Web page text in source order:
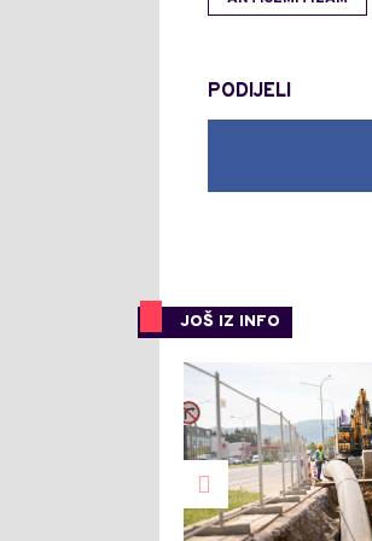
PODIJELI
JOŠ IZ INFO